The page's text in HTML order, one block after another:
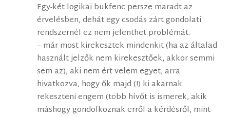
Egy-két logikai bukfenc persze maradt az
érvelésben, dehát egy csodás zárt gondolati
rendszernél ez nem jelenthet problémát.
– már most kirekesztek mindenkit (ha az általad
használt jelzők nem kirekesztőek, akkor semmi
sem az), aki nem ért velem egyet, arra
hivatkozva, hogy ők majd (!) ki akarnak
rekeszteni engem (több hívőt is ismerek, akik
máshogy gondolkoznak erről a kérdésről, mint